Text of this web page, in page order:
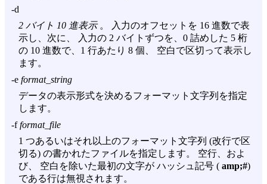
-d
2 バイト 10 進表示。 入力のオフセットを 16 進数で表
示し、次に、 入力の 2 バイトずつを、0 詰めした 5 桁
の 10 進数で、1 行あたり 8 個、 空白で区切って表示し
ます。
-e format_string
データの表示形式を決めるフォーマット文字列を指定
します。
-f format_file
1 つあるいはそれ以上のフォーマット文字列 (改行で区
切る) の書かれたファイルを指定します。 空行、およ
び、 空白を除いた最初の文字が ハッシュ記号 ( amp;#)
である行は無視されます。